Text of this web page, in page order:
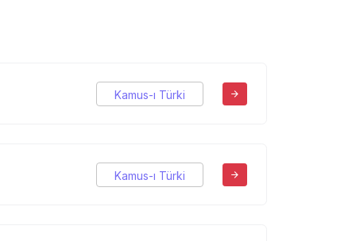
Kamus-ı Türki
Kamus-ı Türki